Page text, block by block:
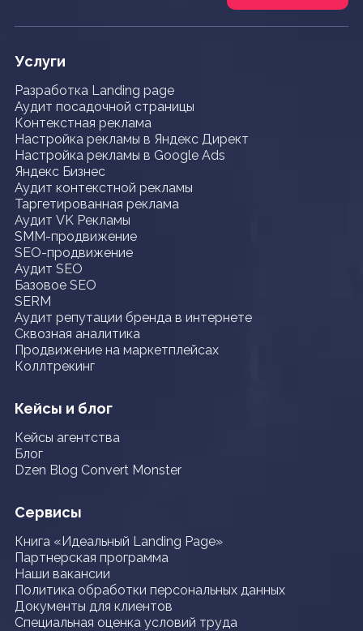
Услуги
Разработка Landing page
Аудит посадочной страницы
Контекстная реклама
Настройка рекламы в Яндекс Директ
Настройка рекламы в Google Ads
Яндекс Бизнес
Аудит контекстной рекламы
Таргетированная реклама
Аудит VK Рекламы
SMM-продвижение
SEO-продвижение
Аудит SEO
Базовое SEO
SERM
Аудит репутации бренда в интернете
Сквозная аналитика
Продвижение на маркетплейсах
Коллтрекинг
Кейсы и блог
Кейсы агентства
Блог
Dzen Blog Convert Monster
Сервисы
Книга «Идеальный Landing Page»
Партнерская программа
Наши вакансии
Политика обработки персональных данных
Документы для клиентов
Специальная оценка условий труда